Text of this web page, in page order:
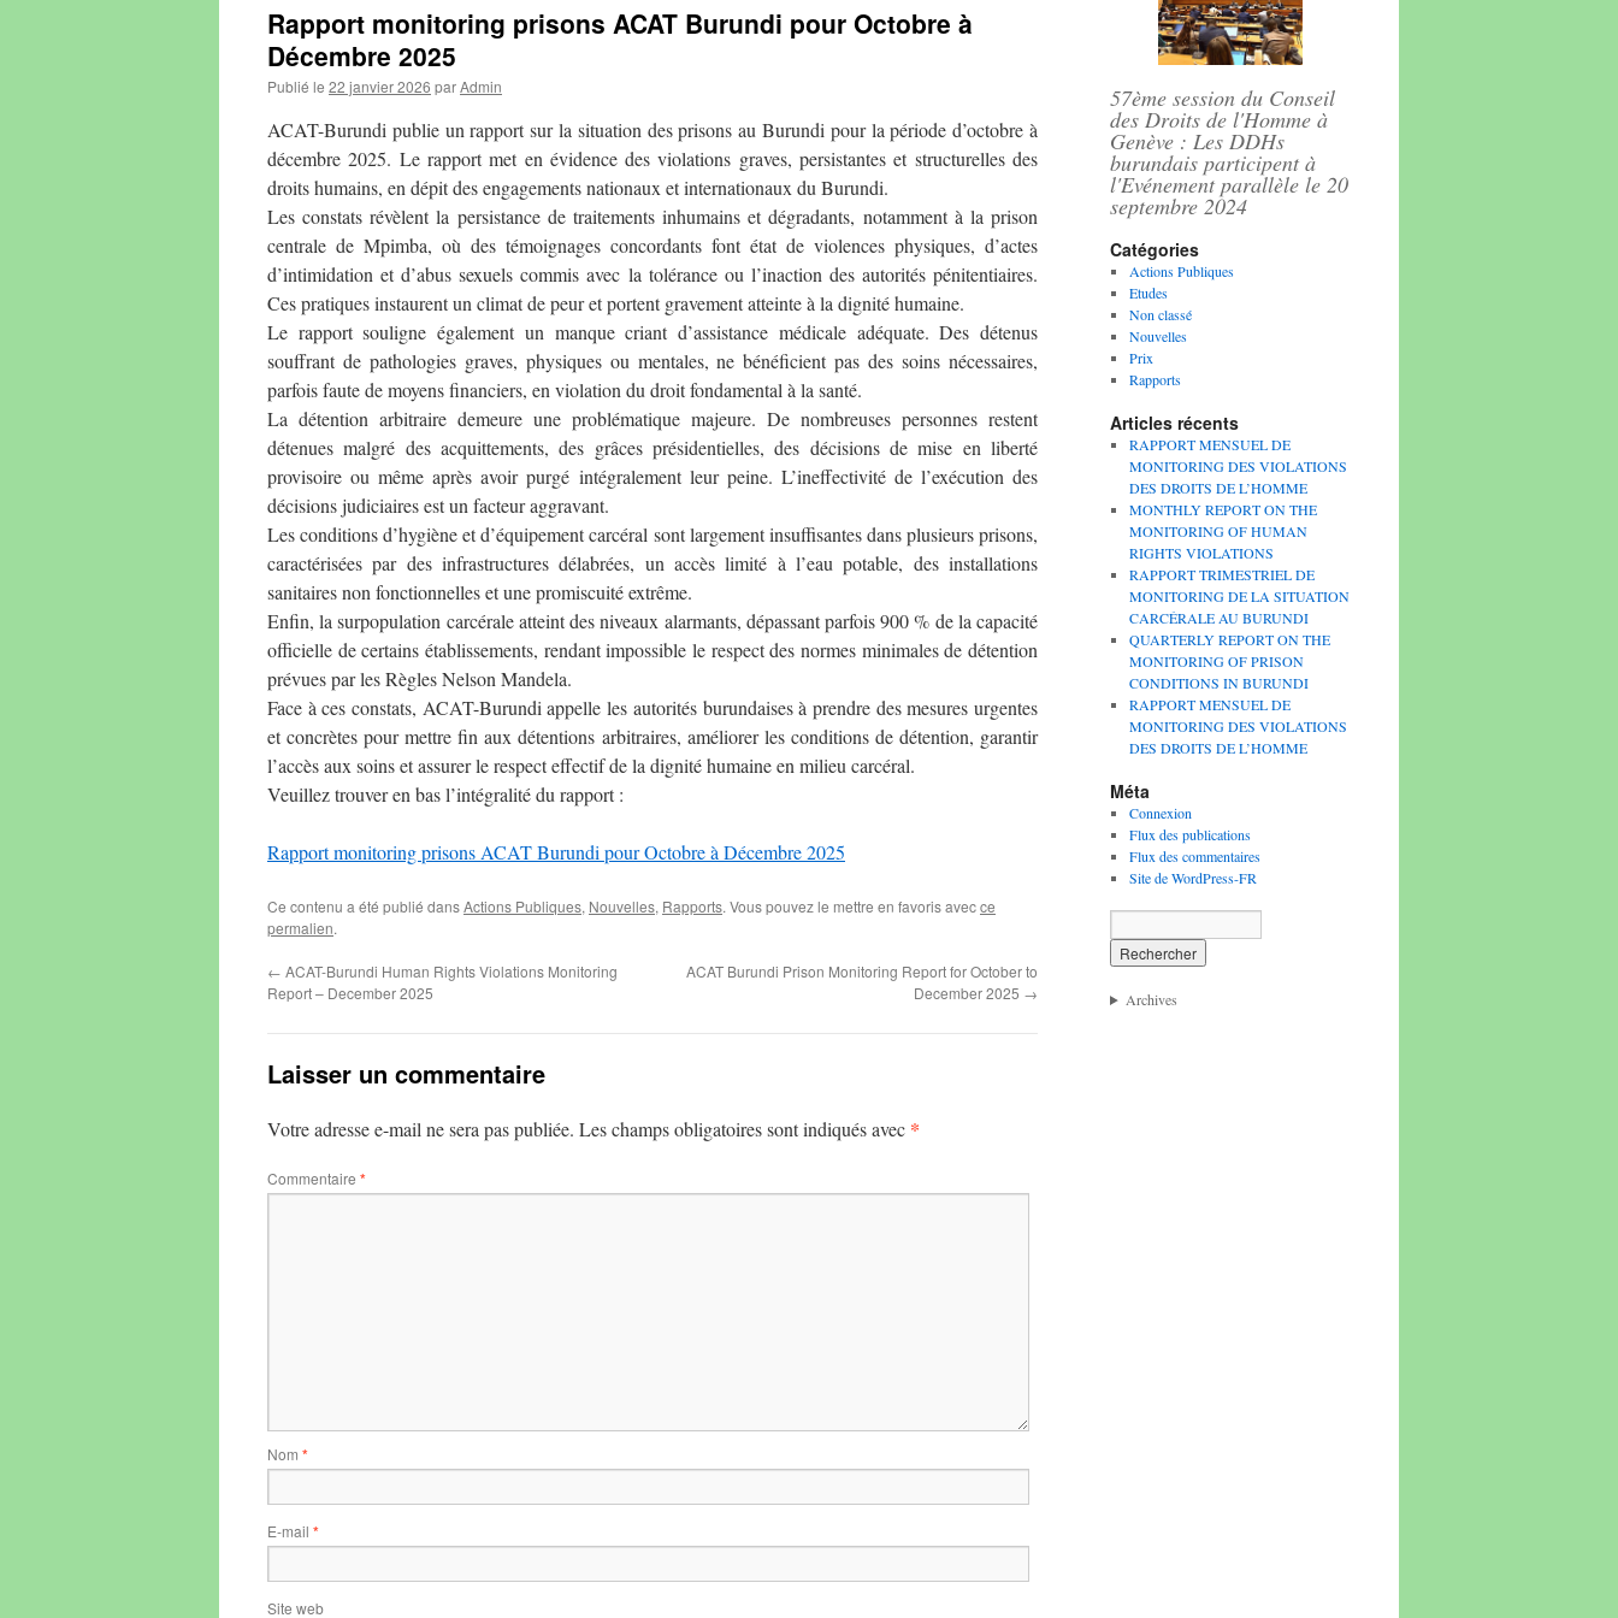
Rapport monitoring prisons ACAT Burundi pour Octobre à
Décembre 2025
Publié le 22 janvier 2026 parAdmin
ACAT-Burundi publie un rapport sur la situation des prisons au Burundi pour la période d’octobre à
décembre 2025. Le rapport met en évidence des violations graves, persistantes et structurelles des
droits humains, en dépit des engagements nationaux et internationaux du Burundi.
Les constats révèlent la persistance de traitements inhumains et dégradants, notamment à la prison
centrale de Mpimba, où des témoignages concordants font état de violences physiques, d’actes
d’intimidation et d’abus sexuels commis avec la tolérance ou l’inaction des autorités pénitentiaires.
Ces pratiques instaurent un climat de peur et portent gravement atteinte à la dignité humaine.
Le rapport souligne également un manque criant d’assistance médicale adéquate. Des détenus
souffrant de pathologies graves, physiques ou mentales, ne bénéficient pas des soins nécessaires,
parfois faute de moyens financiers, en violation du droit fondamental à la santé.
La détention arbitraire demeure une problématique majeure. De nombreuses personnes restent
détenues malgré des acquittements, des grâces présidentielles, des décisions de mise en liberté
provisoire ou même après avoir purgé intégralement leur peine. L’ineffectivité de l’exécution des
décisions judiciaires est un facteur aggravant.
Les conditions d’hygiène et d’équipement carcéral sont largement insuffisantes dans plusieurs prisons,
caractérisées par des infrastructures délabrées, un accès limité à l’eau potable, des installations
sanitaires non fonctionnelles et une promiscuité extrême.
Enfin, la surpopulation carcérale atteint des niveaux alarmants, dépassant parfois 900 % de la capacité
officielle de certains établissements, rendant impossible le respect des normes minimales de détention
prévues par les Règles Nelson Mandela.
Face à ces constats, ACAT-Burundi appelle les autorités burundaises à prendre des mesures urgentes
et concrètes pour mettre fin aux détentions arbitraires, améliorer les conditions de détention, garantir
l’accès aux soins et assurer le respect effectif de la dignité humaine en milieu carcéral.
Veuillez trouver en bas l’intégralité du rapport :
Rapport monitoring prisons ACAT Burundi pour Octobre à Décembre 2025
Ce contenu a été publié dansActions Publiques, Nouvelles, Rapports. Vous pouvez le mettre en favoris avecce
permalien.
← ACAT-Burundi Human Rights Violations Monitoring
Report – December 2025
ACAT Burundi Prison Monitoring Report for October to
December 2025 →
Laisser un commentaire
Votre adresse e-mail ne sera pas publiée. Les champs obligatoires sont indiqués avec *
Commentaire *
Nom *
E-mail *
Site web
57ème session du Conseil
des Droits de l'Homme à
Genève : Les DDHs
burundais participent à
l'Evénement parallèle le 20
septembre 2024
Catégories
Actions Publiques
Etudes
Non classé
Nouvelles
Prix
Rapports
Articles récents
RAPPORT MENSUEL DE
MONITORING DES VIOLATIONS
DES DROITS DE L’HOMME
MONTHLY REPORT ON THE
MONITORING OF HUMAN
RIGHTS VIOLATIONS
RAPPORT TRIMESTRIEL DE
MONITORING DE LA SITUATION
CARCÉRALE AU BURUNDI
QUARTERLY REPORT ON THE
MONITORING OF PRISON
CONDITIONS IN BURUNDI
RAPPORT MENSUEL DE
MONITORING DES VIOLATIONS
DES DROITS DE L’HOMME
Méta
Connexion
Flux des publications
Flux des commentaires
Site de WordPress-FR
Archives